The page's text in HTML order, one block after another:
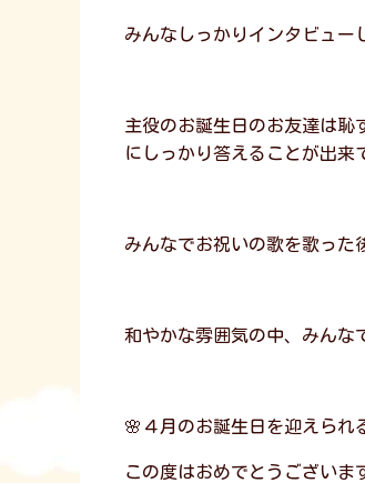
みんなしっかりインタビュー
主役のお誕生日のお友達は恥
にしっかり答えることが出来
みんなでお祝いの歌を歌った
和やかな雰囲気の中、みんな
🌸４月のお誕生日を迎えられ
この度はおめでとうございま